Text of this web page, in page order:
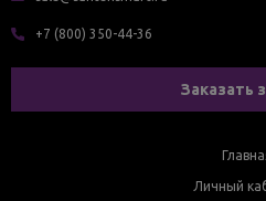
+7 (800) 350-44-36
Заказать
Личный